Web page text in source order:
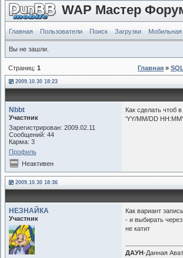
WAP Мастер
Главная Пользователи Поиск Загрузки Мобильная
Вы не зашли.
Страниц: 1 Главная » SQL
2009.10.30 18:23
Nbbt
Участник
Зарегистрирован: 2009.02.11
Сообщений: 44
Карма: 3
Профиль
Как сделать чтоб
'YY/MM/DD
Неактивен
2009.10.30 18:36
НЕЗНАЙКА
Участник
Как вариант
- и выбирать
не катит
ДАУН-Данная